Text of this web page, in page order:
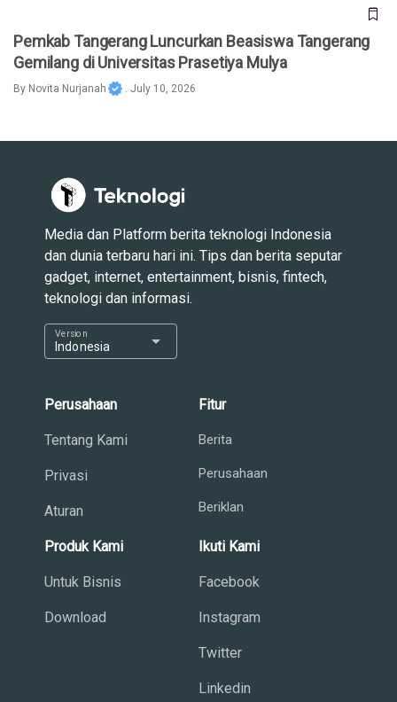
Pemkab Tangerang Luncurkan Beasiswa Tangerang
Gemilang di Universitas Prasetiya Mulya
By Novita Nurjanah . July 10, 2026
Media dan Platform berita teknologi Indonesia
dan dunia terbaru hari ini. Tips dan berita seputar
gadget, internet, entertainment, bisnis, fintech,
teknologi dan informasi.
Indonesia
Version arrow_drop_down
Perusahaan
Tentang Kami
Privasi
Aturan
Fitur
Berita
Perusahaan
Beriklan
Produk Kami
Untuk Bisnis
Download
Ikuti Kami
Facebook
Instagram
Twitter
Linkedin